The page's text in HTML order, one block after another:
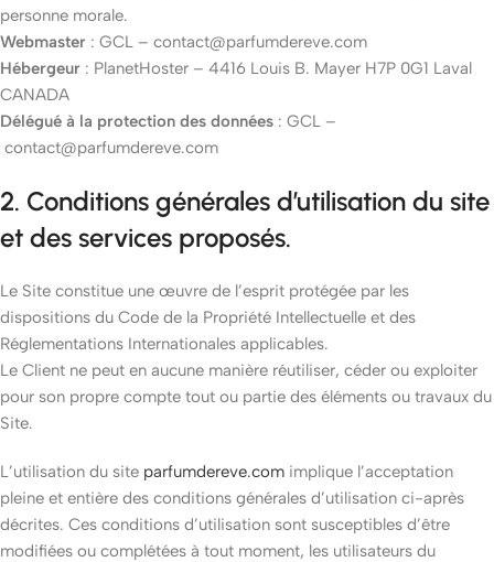
personne morale.
Webmaster : GCL – contact@parfumdereve.com
Hébergeur : PlanetHoster – 4416 Louis B. Mayer H7P 0G1 Laval
CANADA
Délégué à la protection des données : GCL –
contact@parfumdereve.com
2. Conditions générales d’utilisation du site
et des services proposés.
Le Site constitue une œuvre de l’esprit protégée par les
dispositions du Code de la Propriété Intellectuelle et des
Réglementations Internationales applicables.
Le Client ne peut en aucune manière réutiliser, céder ou exploiter
pour son propre compte tout ou partie des éléments ou travaux du
Site.
L’utilisation du site parfumdereve.com implique l’acceptation
pleine et entière des conditions générales d’utilisation ci-après
décrites. Ces conditions d’utilisation sont susceptibles d’être
modifiées ou complétées à tout moment, les utilisateurs du